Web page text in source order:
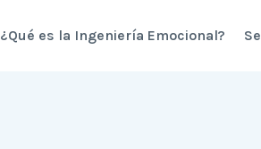
¿Qué es la Ingeniería Emocional?